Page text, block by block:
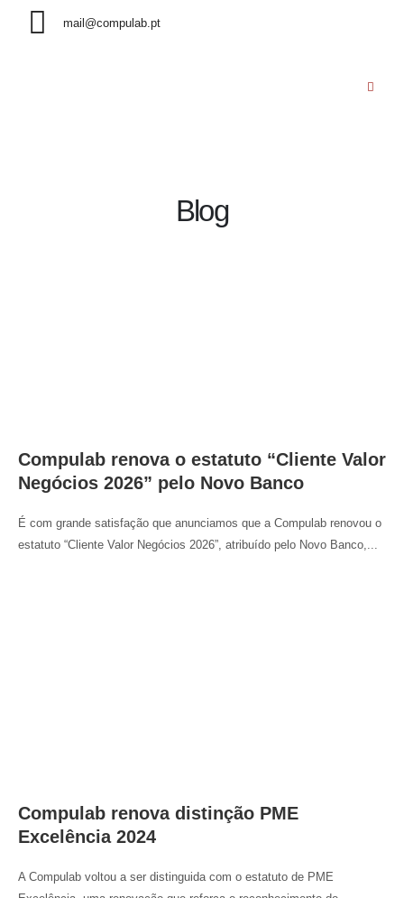
mail@compulab.pt
Blog
Compulab renova o estatuto “Cliente Valor
Negócios 2026” pelo Novo Banco
É com grande satisfação que anunciamos que a Compulab renovou o
estatuto “Cliente Valor Negócios 2026”, atribuído pelo Novo Banco,...
Compulab renova distinção PME
Excelência 2024
A Compulab voltou a ser distinguida com o estatuto de PME